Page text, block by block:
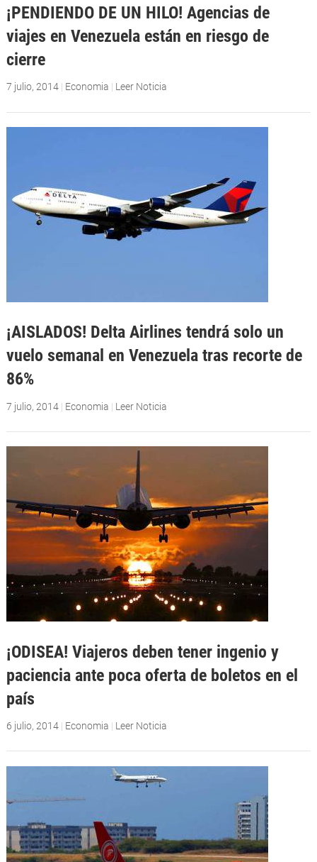
¡PENDIENDO DE UN HILO! Agencias de
viajes en Venezuela están en riesgo de
cierre
7 julio, 2014| Economia | Leer Noticia
¡AISLADOS! Delta Airlines tendrá solo un
vuelo semanal en Venezuela tras recorte de
86%
7 julio, 2014| Economia | Leer Noticia
¡ODISEA! Viajeros deben tener ingenio y
paciencia ante poca oferta de boletos en el
país
6 julio, 2014| Economia | Leer Noticia